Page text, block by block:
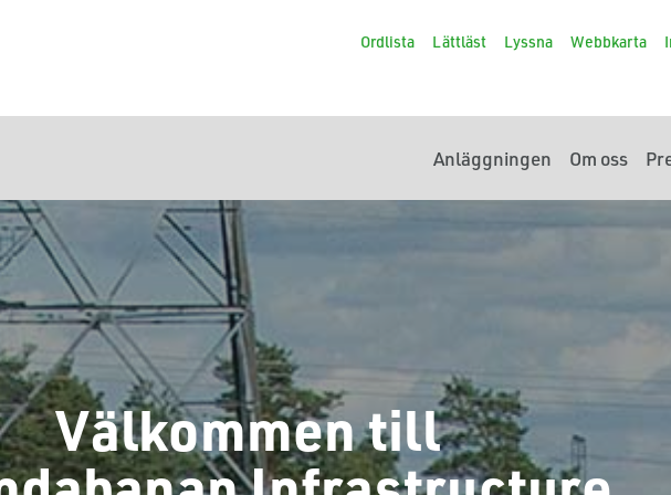
Ordlista Lättläst Lyssna Webbkarta
Anläggningen Om oss
Välkommen till